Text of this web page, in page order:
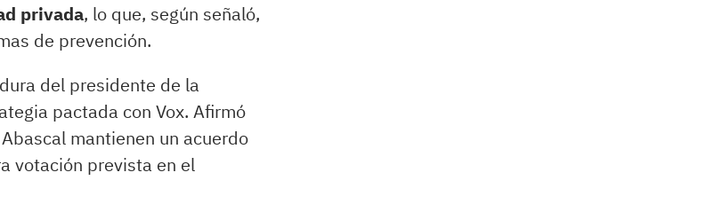
privada, lo que, según señaló,
de prevención.
del presidente de la
pactada con Vox. Afirmó
mantienen un acuerdo
votación prevista en el